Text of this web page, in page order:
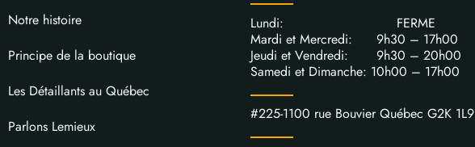
Notre histoire
Principe de la boutique
Les Détaillants au Québec
Parlons Lemieux
Lundi: FERME
Mardi et Mercredi: 9h30 – 17h00
Jeudi et Vendredi: 9h30 – 20h00
Samedi et Dimanche: 10h00 – 17h00
#225-1100 rue Bouvier Québec G2K 1L9